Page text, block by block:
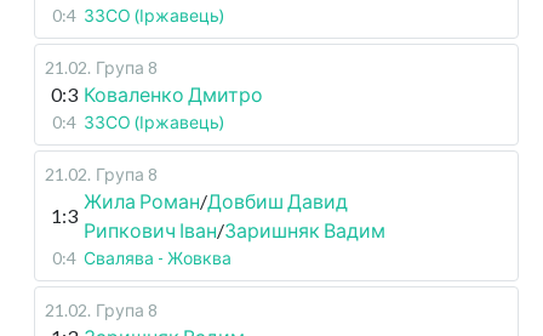
0:4 ЗЗСО (Іржавець)
21.02. Група 8
0:3 Коваленко Дмитро
0:4 ЗЗСО (Іржавець)
21.02. Група 8
1:3
Жила Роман/Довбиш Давид
Рипкович Іван/Заришняк Вадим
0:4 Свалява - Жовква
21.02. Група 8